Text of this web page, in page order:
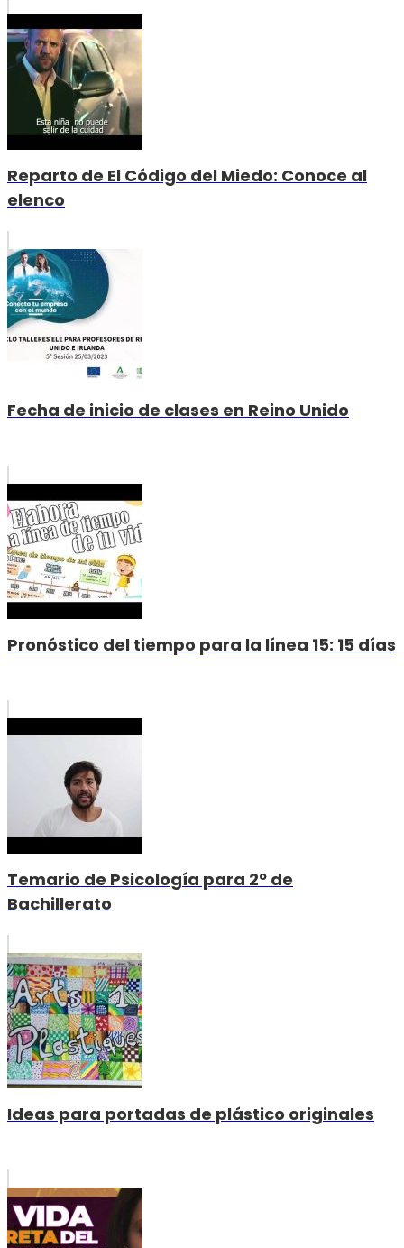
Reparto de El Código del Miedo: Conoce al
elenco
Fecha de inicio de clases en Reino Unido
Pronóstico del tiempo para la línea 15: 15 días
Temario de Psicología para 2º de
Bachillerato
Ideas para portadas de plástico originales